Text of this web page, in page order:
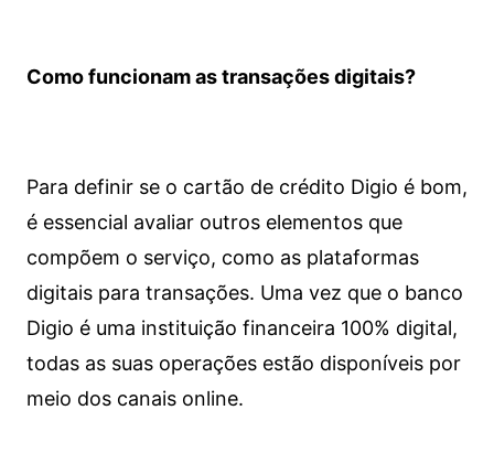
Como funcionam as transações digitais?
Para definir se o cartão de crédito Digio é bom,
é essencial avaliar outros elementos que
compõem o serviço, como as plataformas
digitais para transações. Uma vez que o banco
Digio é uma instituição financeira 100% digital,
todas as suas operações estão disponíveis por
meio dos canais online.